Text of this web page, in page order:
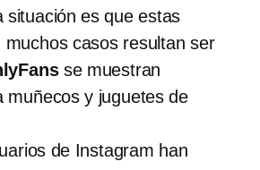
situación es que estas
casos resultan ser
se muestran
muñecos y juguetes de
de Instagram han